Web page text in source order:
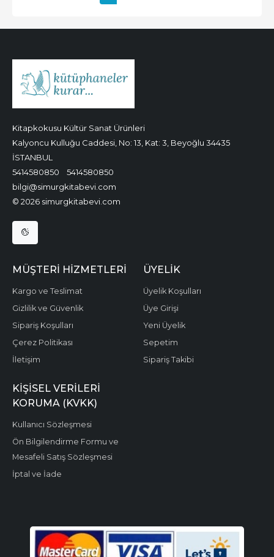
Kitapkokusu Kültür Sanat Ürünleri
Kalyoncu Kulluğu Caddesi, No: 13, Kat: 3, Beyoğlu 34435
İSTANBUL
5414580850
5414580850
bilgi@simurgkitabevi.com
© 2026 simurgkitabevi.com
MÜŞTERI HIZMETLERI
Kargo ve Teslimat
Gizlilik ve Güvenlik
Sipariş Koşulları
Çerez Politikası
İletişim
ÜYELIK
Üyelik Koşulları
Üye Girişi
Yeni Üyelik
Sepetim
Sipariş Takibi
KIŞISEL VERILERI
KORUMA (KVKK)
Kullanıcı Sözleşmesi
Ön Bilgilendirme Formu ve
Mesafeli Satış Sözleşmesi
İptal ve İade